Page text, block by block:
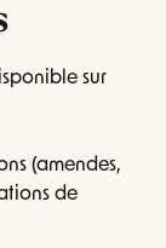
sur
(amendes,
de